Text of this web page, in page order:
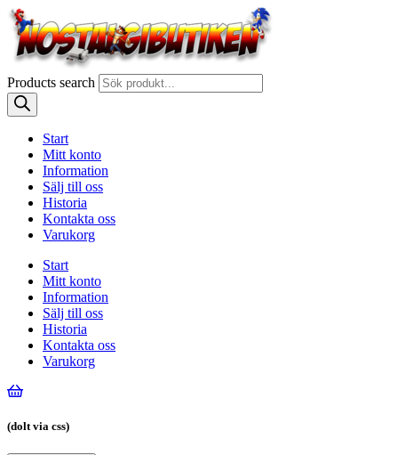
Products search
Start
Mitt konto
Information
Sälj till oss
Historia
Kontakta oss
Varukorg
Start
Mitt konto
Information
Sälj till oss
Historia
Kontakta oss
Varukorg
(dolt via css)